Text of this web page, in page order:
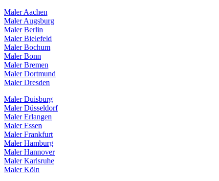
Maler Aachen
Maler Augsburg
Maler Berlin
Maler Bielefeld
Maler Bochum
Maler Bonn
Maler Bremen
Maler Dortmund
Maler Dresden
Maler Duisburg
Maler Düsseldorf
Maler Erlangen
Maler Essen
Maler Frankfurt
Maler Hamburg
Maler Hannover
Maler Karlsruhe
Maler Köln